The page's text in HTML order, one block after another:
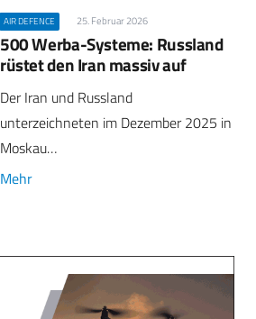
AIR DEFENCE 25. Februar 2026
500 Werba-Systeme: Russland
rüstet den Iran massiv auf
Der Iran und Russland
unterzeichneten im Dezember 2025 in
Moskau…
Mehr